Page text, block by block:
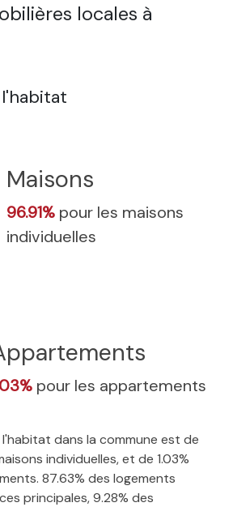
locales à
Maisons
96.91% pour les maisons
individuelles
pour les appartements
dans la commune est de
individuelles, et de 1.03%
87.63% des logements
principales, 9.28% des